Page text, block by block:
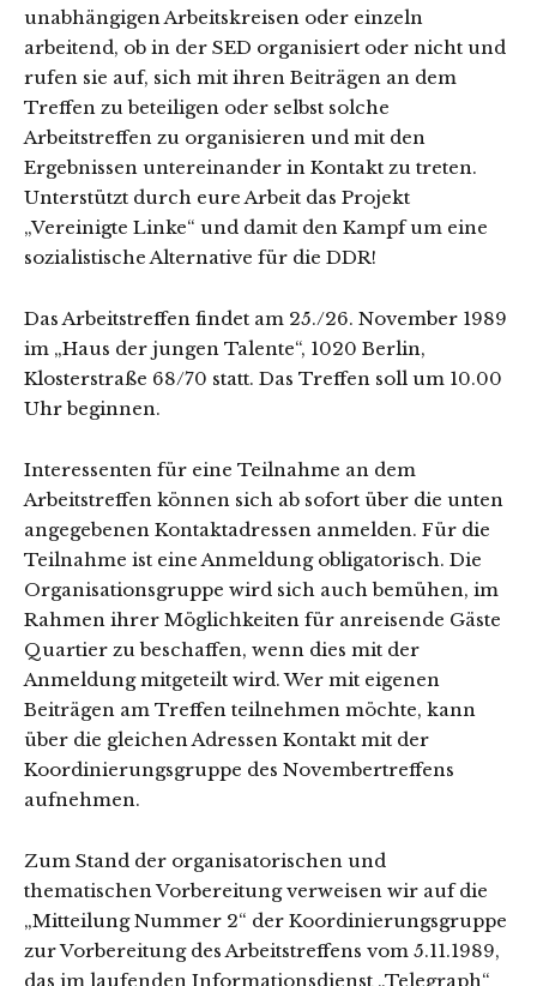
unabhängigen Arbeitskreisen oder einzeln
arbeitend, ob in der SED organisiert oder nicht und
rufen sie auf, sich mit ihren Beiträgen an dem
Treffen zu beteiligen oder selbst solche
Arbeitstreffen zu organisieren und mit den
Ergebnissen untereinander in Kontakt zu treten.
Unterstützt durch eure Arbeit das Projekt
„Vereinigte Linke“ und damit den Kampf um eine
sozialistische Alternative für die DDR!
Das Arbeitstreffen findet am 25./26. November 1989
im „Haus der jungen Talente“, 1020 Berlin,
Klosterstraße 68/70 statt. Das Treffen soll um 10.00
Uhr beginnen.
Interessenten für eine Teilnahme an dem
Arbeitstreffen können sich ab sofort über die unten
angegebenen Kontaktadressen anmelden. Für die
Teilnahme ist eine Anmeldung obligatorisch. Die
Organisationsgruppe wird sich auch bemühen, im
Rahmen ihrer Möglichkeiten für anreisende Gäste
Quartier zu beschaffen, wenn dies mit der
Anmeldung mitgeteilt wird. Wer mit eigenen
Beiträgen am Treffen teilnehmen möchte, kann
über die gleichen Adressen Kontakt mit der
Koordinierungsgruppe des Novembertreffens
aufnehmen.
Zum Stand der organisatorischen und
thematischen Vorbereitung verweisen wir auf die
„Mitteilung Nummer 2“ der Koordinierungsgruppe
zur Vorbereitung des Arbeitstreffens vom 5.11.1989,
das im laufenden Informationsdienst „Telegraph“